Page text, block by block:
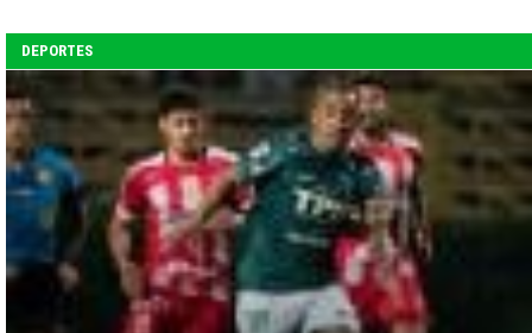
DEPORTES